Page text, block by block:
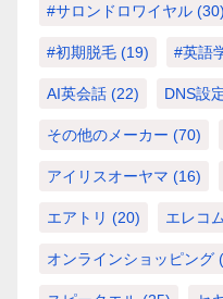
#サロンドロワイヤル (30)
#初期脱毛 (19) #英語
AI英会話 (22) DNS設
その他のメーカー (70)
アイリスオーヤマ (16)
エアトリ (20) エレコ
オンラインショッピング